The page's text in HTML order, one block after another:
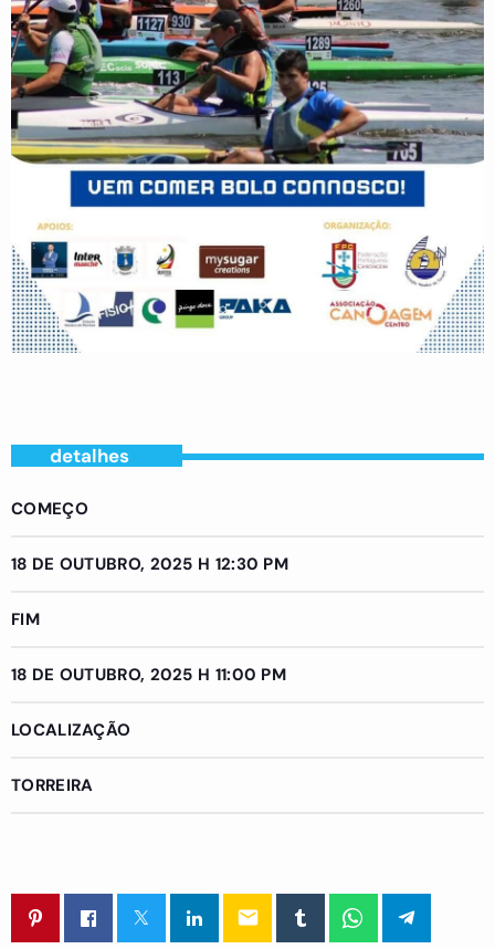
detalhes
COMEÇO
18 DE OUTUBRO, 2025 H 12:30 PM
FIM
18 DE OUTUBRO, 2025 H 11:00 PM
LOCALIZAÇÃO
TORREIRA
email